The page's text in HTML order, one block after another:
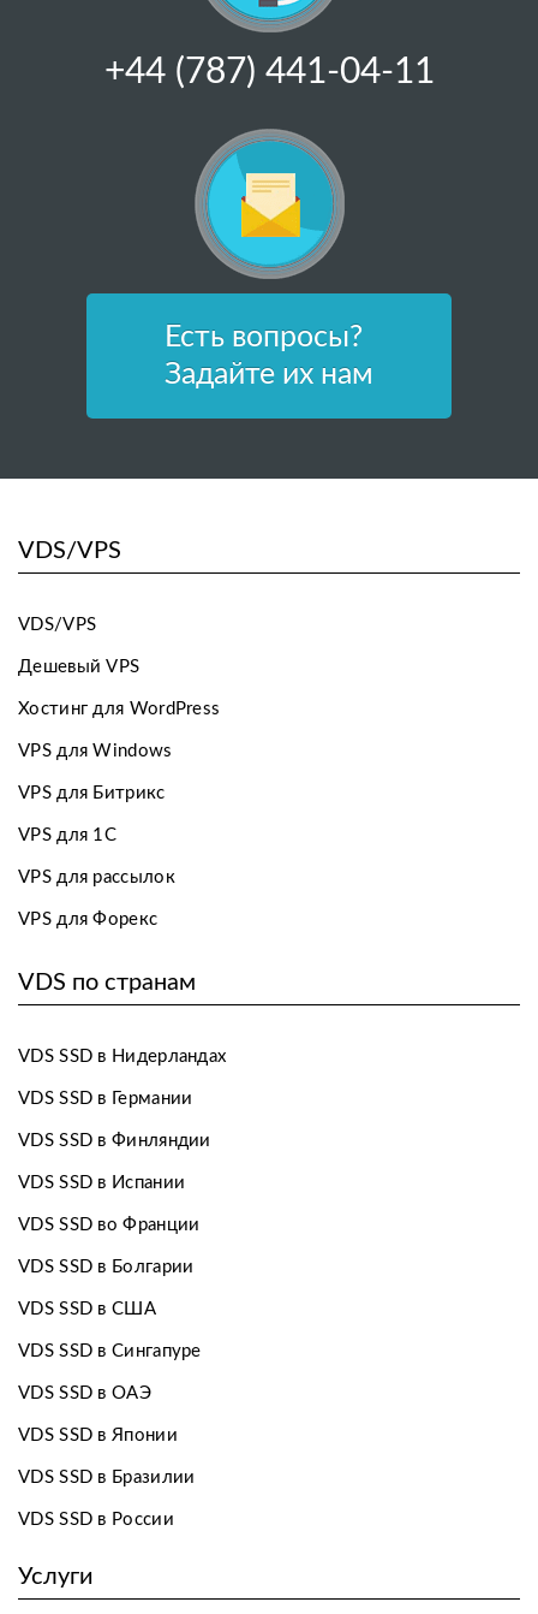
+44 (787) 441-04-11
Есть вопросы?
Задайте их нам
VDS/VPS
VDS/VPS
Дешевый VPS
Хостинг для WordPress
VPS для Windows
VPS для Битрикс
VPS для 1С
VPS для рассылок
VPS для Форекс
VDS по странам
VDS SSD в Нидерландах
VDS SSD в Германии
VDS SSD в Финляндии
VDS SSD в Испании
VDS SSD во Франции
VDS SSD в Болгарии
VDS SSD в США
VDS SSD в Сингапуре
VDS SSD в ОАЭ
VDS SSD в Японии
VDS SSD в Бразилии
VDS SSD в России
Услуги